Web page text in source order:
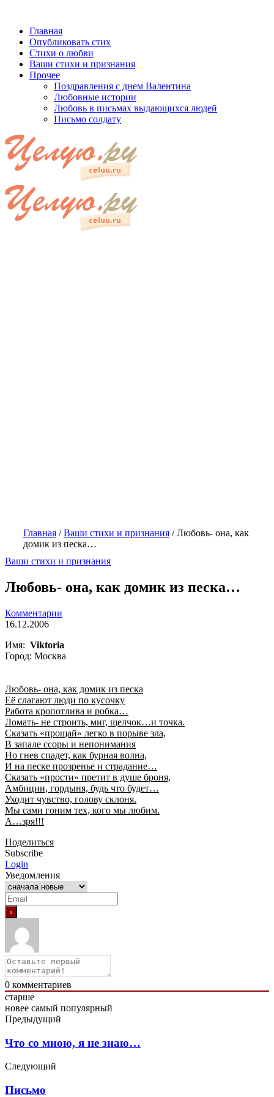
Главная
Опубликовать стих
Стихи о любви
Ваши стихи и признания
Прочее
Поздравления с днем Валентина
Любовные истории
Любовь в письмах выдающихся людей
Письмо солдату
Главная /Ваши стихи и признания /Любовь- она, как
домик из песка…
Ваши стихи и признания
Любовь- она, как домик из песка…
Комментарии
16.12.2006
Имя: Viktoria
Город: Москва
Любовь- она, как домик из песка
Её слагают люди по кусочку
Работа кропотлива и робка…
Ломать- не строить, миг, щелчок…и точка.
Сказать «прощай» легко в порыве зла,
В запале ссоры и непонимания
Но гнев спадет, как бурная волна,
И на песке прозренье и страдание…
Сказать «прости» претит в душе броня,
Амбиции, гордыня, будь что будет…
Уходит чувство, голову склоня.
Мы сами гоним тех, кого мы любим.
А…зря!!!
Поделиться
Subscribe
Login
Уведомления
0 комментариев
старше
новее самый популярный
Предыдущий
Что со мною, я не знаю…
Следующий
Письмо